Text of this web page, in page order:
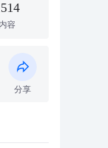
容
分享